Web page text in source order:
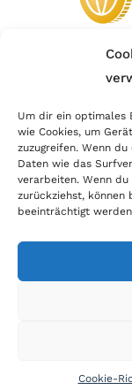
Um dir ein optimales
wie Cookies, um
zuzugreifen. Wenn
Daten wie das
verarbeiten. Wenn
zurückziehst, können
beeinträchtigt
Cookie-
Der
erfolgreichen E-
viele
und